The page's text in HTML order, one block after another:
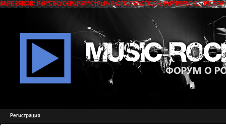
SAPE ERROR: РќР°СЂСѓС€РµРЅР° С†РµР»РѕСЃС‚РЅРѕСЃС‚СЊ РґР°РЅРЅС‹С…
Регистрация